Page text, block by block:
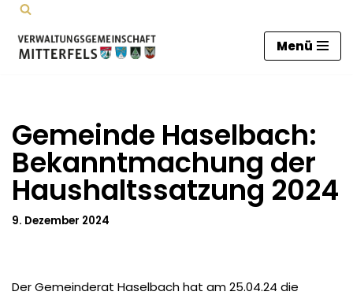
Zum
Inhalt
Menü
Gemeinde Haselbach:
Bekanntmachung der
Haushaltssatzung 2024
9. Dezember 2024
Der Gemeinderat Haselbach hat am 25.04.24 die